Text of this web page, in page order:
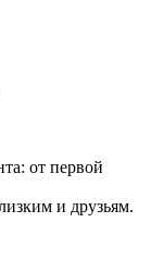
от первой
и друзьям.